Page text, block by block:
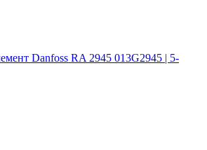
Danfoss RA 2945 013G2945 | 5-